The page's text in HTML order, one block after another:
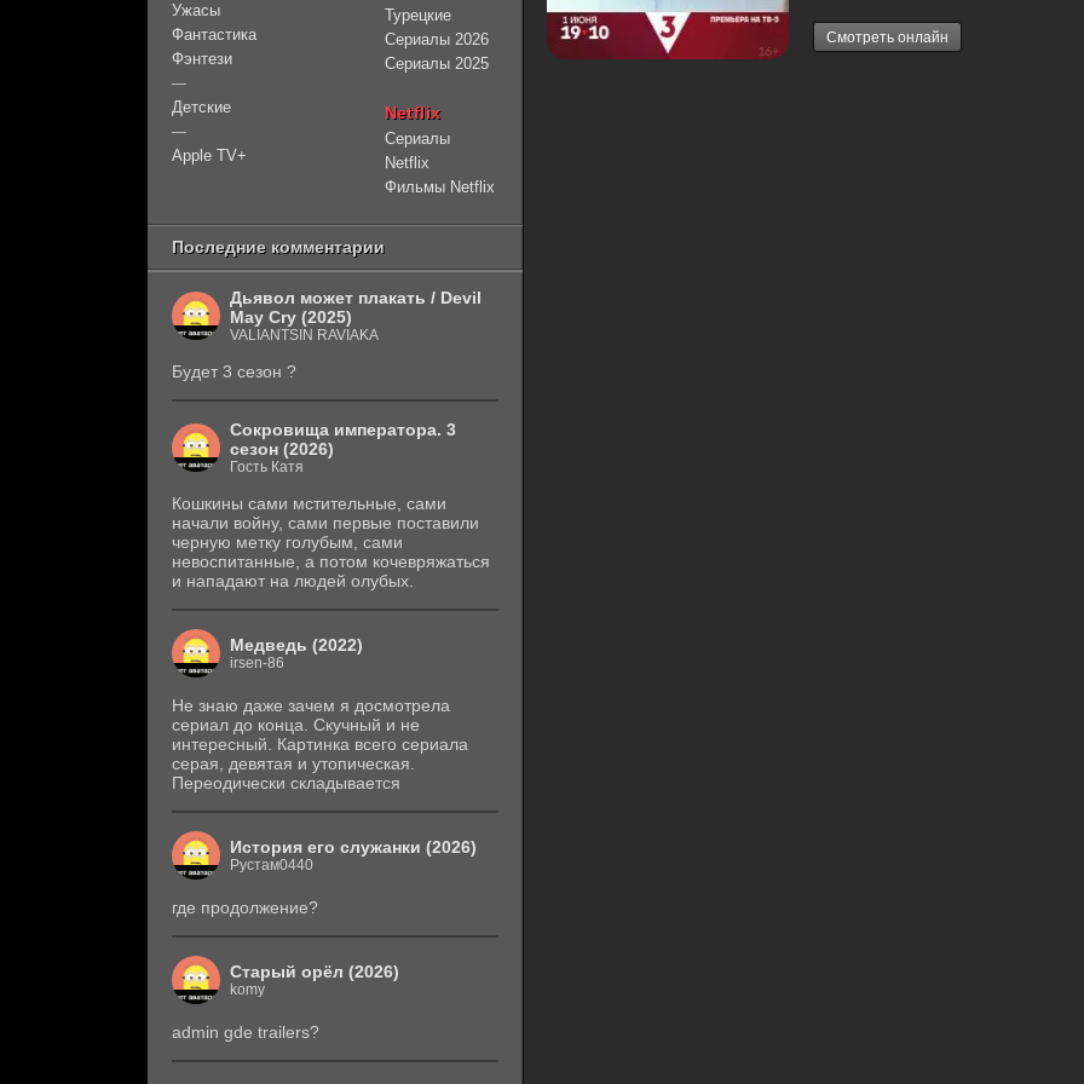
Смотреть онлайн
Ужасы
Фантастика
Фэнтези
—
Детские
—
Apple TV+
Турецкие
Сериалы 2026
Сериалы 2025
Netflix
Сериалы
Netflix
Фильмы Netflix
Последние комментарии
Дьявол может плакать / Devil
May Cry (2025)
VALIANTSIN RAVIAKA
Будет 3 сезон ?
Сокровища императора. 3
сезон (2026)
Гость Катя
Кошкины сами мстительные, сами
начали войну, сами первые поставили
черную метку голубым, сами
невоспитанные, а потом кочевряжаться
и нападают на людей олубых.
Медведь (2022)
irsen-86
Не знаю даже зачем я досмотрела
сериал до конца. Скучный и не
интересный. Картинка всего сериала
серая, девятая и утопическая.
Переодически складывается
История его служанки (2026)
Рустам0440
где продолжение?
Старый орёл (2026)
komy
admin gde trailers?